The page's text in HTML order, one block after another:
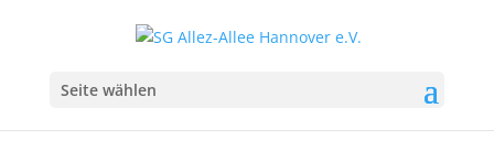
Seite wählen